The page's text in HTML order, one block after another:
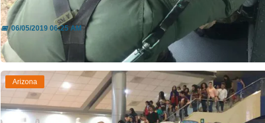
Rescatan a migrantesen desierto de Arizo...
📅06/05/2019 06:25 AM
Arizona